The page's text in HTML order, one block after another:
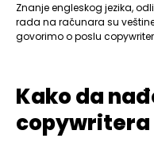
Znanje engleskog jezika,
rada na računara su
govorimo o poslu
Kako da
copywritera